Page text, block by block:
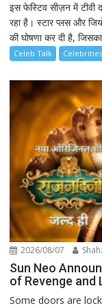
इस फेस्टिव सीज़न में टीवी
रहा है। स्टार प्लस और
की घोषणा कर दी है,
Celeb Talk Celebrities
2026/08/07
Sun Neo
of Revenge and
Some doors are